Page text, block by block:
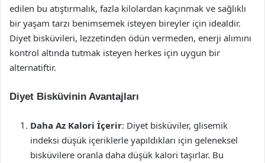
edilen bu atıştırmalık, fazla kilolardan kaçınmak ve sağlıklı
bir yaşam tarzı benimsemek isteyen bireyler için idealdir.
Diyet bisküvileri, lezzetinden ödün vermeden, enerji alımını
kontrol altında tutmak isteyen herkes için uygun bir
alternatiftir.
Diyet Bisküvinin Avantajları
Daha Az Kalori İçerir: Diyet bisküviler, glisemik
indeksi düşük içeriklerle yapıldıkları için geleneksel
bisküvilere oranla daha düşük kalori taşırlar. Bu